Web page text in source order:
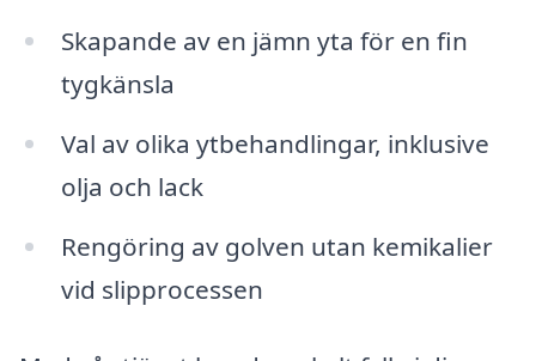
Skapande av en jämn yta för en fin
tygkänsla
Val av olika ytbehandlingar, inklusive
olja och lack
Rengöring av golven utan kemikalier
vid slipprocessen